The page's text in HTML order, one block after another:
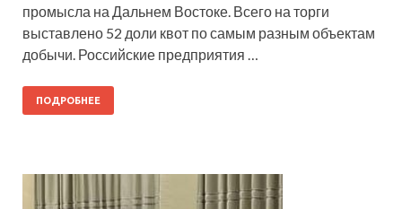
промысла на Дальнем Востоке. Всего на торги
выставлено 52 доли квот по самым разным объектам
добычи. Российские предприятия …
ПОДРОБНЕЕ